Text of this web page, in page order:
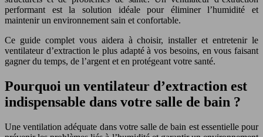
performant est la solution idéale pour éliminer l’humidité et
maintenir un environnement sain et confortable.
Ce guide complet vous aidera à choisir, installer et entretenir le
ventilateur d’extraction le plus adapté à vos besoins, en vous faisant
gagner du temps, de l’argent et en protégeant votre santé.
Pourquoi un ventilateur d’extraction est
indispensable dans votre salle de bain ?
Une ventilation adéquate dans votre salle de bain est essentielle pour